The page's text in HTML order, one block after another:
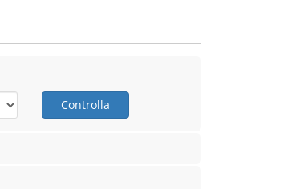
Controlla